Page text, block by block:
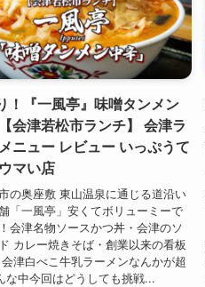
！『一風亭』味噌タンメン
会津若松市ランチ】 会津ラ
ニュー レビュー いっぷうて
マい店
の奥座敷 東山温泉に通じる道沿い
「一風亭」安くてボリューミーで
会津名物ソースかつ丼・会津のソ
カレー焼きそば・創業以来の看板
津白べこ牛乳ラーメンなんかが超
な中今回はどうしても挑戦...